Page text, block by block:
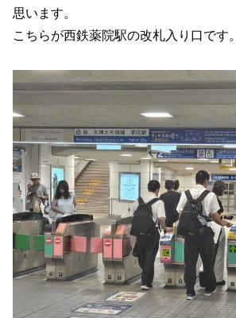
思います。
こちらが西鉄薬院駅の改札入り口です。